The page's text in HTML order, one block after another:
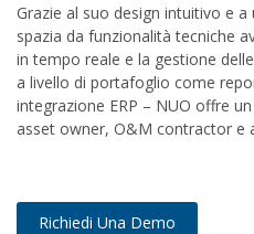
Grazie al suo design intuitivo e a
spazia da funzionalità tecniche
in tempo reale e la gestione
a livello di portafoglio come
integrazione ERP – NUO offre
asset owner, O&M contractor e
Richiedi Una Demo